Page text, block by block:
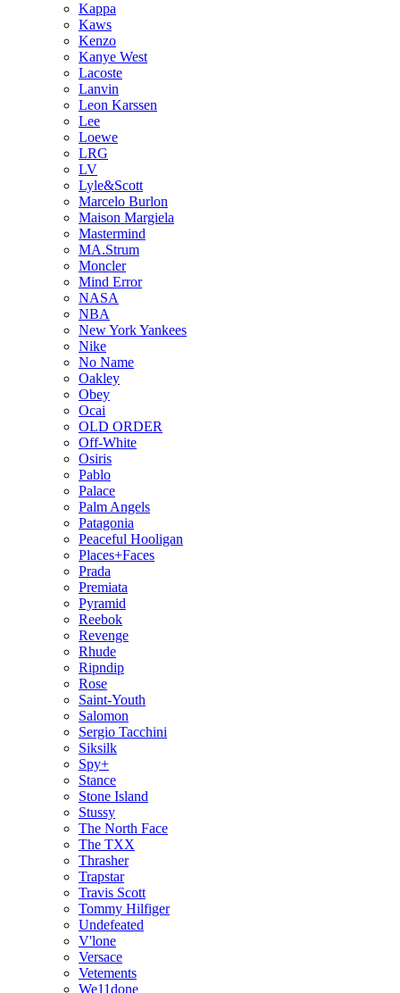
Kappa
Kaws
Kenzo
Kanye West
Lacoste
Lanvin
Leon Karssen
Lee
Loewe
LRG
LV
Lyle&Scott
Marcelo Burlon
Maison Margiela
Mastermind
MA.Strum
Moncler
Mind Error
NASA
NBA
New York Yankees
Nike
No Name
Oakley
Obey
Ocai
OLD ORDER
Off-White
Osiris
Pablo
Palace
Palm Angels
Patagonia
Peaceful Hooligan
Places+Faces
Prada
Premiata
Pyramid
Reebok
Revenge
Rhude
Ripndip
Rose
Saint-Youth
Salomon
Sergio Tacchini
Siksilk
Spy+
Stance
Stone Island
Stussy
The North Face
The TXX
Thrasher
Trapstar
Travis Scott
Tommy Hilfiger
Undefeated
V'lone
Versace
Vetements
We11done